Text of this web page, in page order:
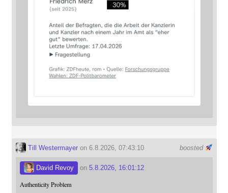
boosted
Till Westermayeron 6.8.2026, 07:43:10
David Revoy on 5.8.2026, 16:01:12
Authenticity Problem